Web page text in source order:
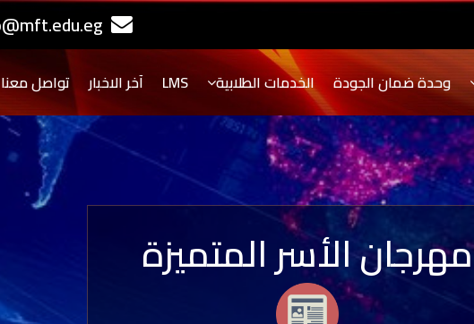
وحدة ضمان الجودة الخدمات الطلابية LMS آخر الاخبار تواصل معنا
مهرجان الأسر المتميزة